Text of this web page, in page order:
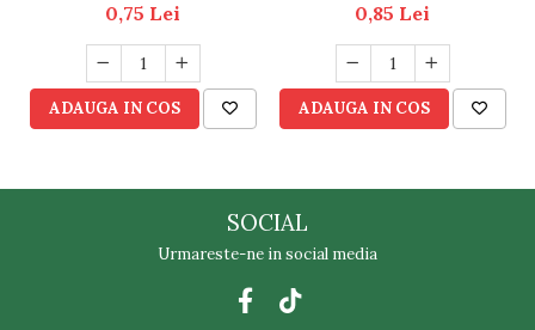
0,75 Lei
ADAUGA IN COS
0,85 Lei
ADAUGA IN COS
SOCIAL
Urmareste-ne in social media